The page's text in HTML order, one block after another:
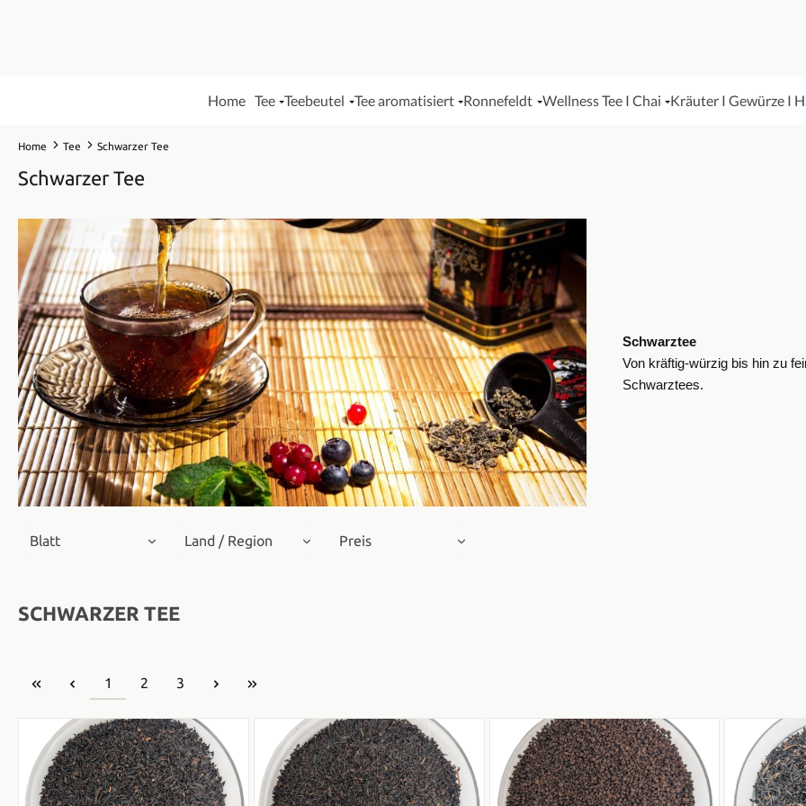
Home Tee Teebeutel Tee aromatisiert Ronnefeldt Wellness Tee I Chai Kräuter I Gewürze I
Home Tee Schwarzer Tee
Schwarzer Tee
Schwarztee
Von kräftig-würzig bis hin zu
Schwarztees.
Blatt Land / Region Preis
SCHWARZER TEE
Seite
1 Seite
2 Seite
3